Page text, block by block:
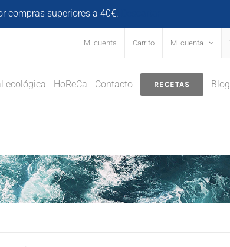
compras superiores a 40€.
Mi cuenta Carrito Mi cuenta
ecológica HoReCa Contacto RECETAS Blog